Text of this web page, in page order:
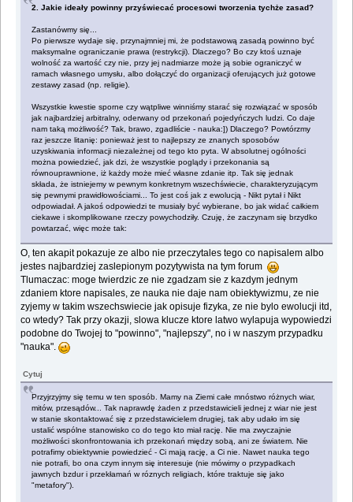
2. Jakie ideały powinny przyświecać procesowi tworzenia tychże zasad?
Zastanówmy się...
Po pierwsze wydaje się, przynajmniej mi, że podstawową zasadą powinno być
maksymalne ograniczanie prawa (restrykcji). Dlaczego? Bo czy ktoś uznaje
wolność za wartość czy nie, przy jej nadmiarze może ją sobie ograniczyć w
ramach własnego umysłu, albo dołączyć do organizacji oferujących już gotowe
zestawy zasad (np. religie).
Wszystkie kwestie sporne czy wątpliwe winniśmy starać się rozwiązać w sposób
jak najbardziej arbitralny, oderwany od przekonań pojedyńczych ludzi. Co daje
nam taką możliwość? Tak, brawo, zgadliście - nauka:]) Dlaczego? Powtórzmy
raz jeszcze litanię: ponieważ jest to najlepszy ze znanych sposobów
uzyskiwania informacji niezależnej od tego kto pyta. W absolutnej ogólności
można powiedzieć, jak dzi, że wszystkie poglądy i przekonania są
równouprawnione, iż każdy może mieć własne zdanie itp. Tak się jednak
składa, że istniejemy w pewnym konkretnym wszechświecie, charakteryzującym
się pewnymi prawidłowościami... To jest coś jak z ewolucją - Nikt pytał i Nikt
odpowiadał. A jakoś odpowiedzi te musiały być wybierane, bo jak widać całkiem
ciekawe i skomplikowane rzeczy powychodziły. Czuję, że zaczynam się brzydko
powtarzać, więc może tak:
O, ten akapit pokazuje ze albo nie przeczytales tego co napisalem albo
jestes najbardziej zaslepionym pozytywista na tym forum
Tlumaczac: moge twierdzic ze nie zgadzam sie z kazdym jednym
zdaniem ktore napisales, ze nauka nie daje nam obiektywizmu, ze nie
zyjemy w takim wszechswiecie jak opisuje fizyka, ze nie bylo ewolucji itd,
co wtedy? Tak przy okazji, slowa klucze ktore latwo wylapuja wypowiedzi
podobne do Twojej to "powinno", "najlepszy", no i w naszym przypadku
"nauka".
Cytuj
Przyjrzyjmy się temu w ten sposób. Mamy na Ziemi całe mnóstwo różnych wiar,
mitów, przesądów... Tak naprawdę żaden z przedstawicieli jednej z wiar nie jest
w stanie skontaktować się z przedstawicielem drugiej, tak aby udało im się
ustalić wspólne stanowisko co do tego kto miał rację. Nie ma zwyczajnie
możliwości skonfrontowania ich przekonań między sobą, ani ze światem. Nie
potrafimy obiektywnie powiedzieć - Ci mają rację, a Ci nie. Nawet nauka tego
nie potrafi, bo ona czym innym się interesuje (nie mówimy o przypadkach
jawnych bzdur i przekłamań w róznych religiach, które traktuje się jako
"metafory").